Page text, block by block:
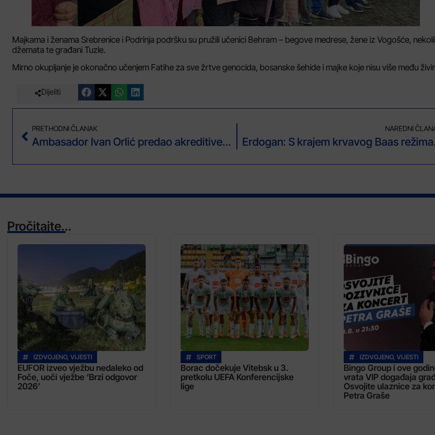
Majkama i ženama Srebrenice i Podrinja podršku su pružili učenici Behram – begove medrese, žene iz Vogošće,
džemata te građani Tuzle.
Mirno okupljanje je okonačno učenjem Fatihe za sve žrtve genocida, bosanske šehide i majke koje nisu više među
Dijeliti
PRETHODNI ČLANAK
Ambasador Ivan Orlić predao akreditive ministru vanjskih poslova Republike Uzbekistan Saidovu Bahtijoru
NAREDNI
Pročitajte...
IZDVOJENO, VIJESTI
EUFOR izveo vježbu nedaleko od
Foče, uoči vježbe ‘Brzi odgovor
2026’
SPORT
Borac dočekuje Vitebsk u 3.
pretkolu UEFA Konferencijske
lige
IZDVOJENO, VIJESTI
Bingo Group i ove
vrata VIP događaja
Osvojite ulaznice za
Petra Graše